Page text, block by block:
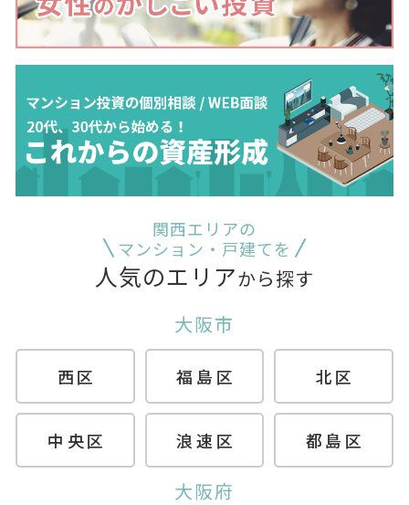
関西エリアの
マンション・戸建てを
人気のエリアから探す
大阪市
西区 福島区 北区
中央区 浪速区 都島区
大阪府